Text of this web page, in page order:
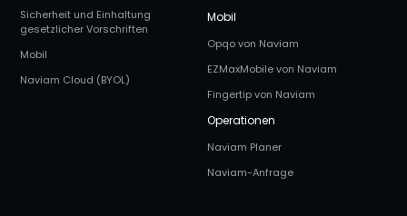
Sicherheit und Einhaltung
gesetzlicher Vorschriften
Mobil
Naviam Cloud (BYOL)
Mobil
Opqo von Naviam
EZMaxMobile von Naviam
Fingertip von Naviam
Operationen
Naviam Planer
Naviam-Anfrage